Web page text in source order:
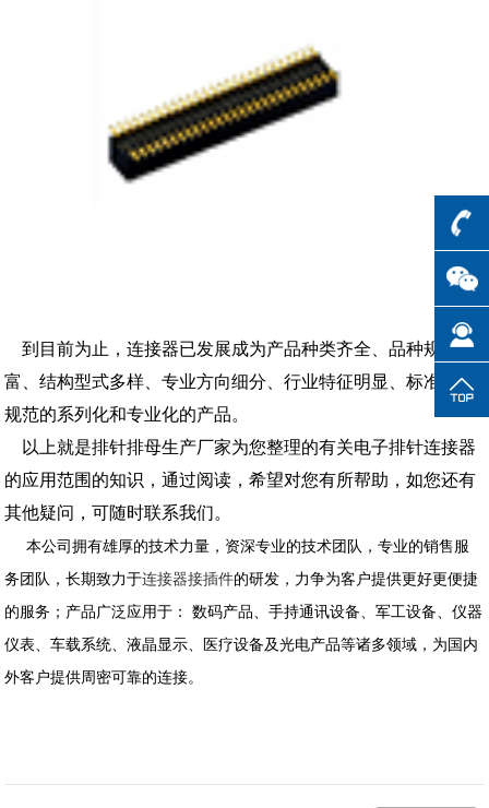
到目前为止，连接器已发展成为产品种类齐全、品种规格丰
富、结构型式多样、专业方向细分、行业特征明显、标准体系
规范的系列化和专业化的产品。
以上就是排针排母生产厂家为您整理的有关电子排针连接器
的应用范围的知识，通过阅读，希望对您有所帮助，如您还有
其他疑问，可随时联系我们。
本公司拥有雄厚的技术力量，资深专业的技术团队，专业的销售服
务团队，长期致力于连接器接插件的研发，力争为客户提供更好更便捷
的服务；产品广泛应用于： 数码产品、手持通讯设备、军工设备、仪器
仪表、车载系统、液晶显示、医疗设备及光电产品等诸多领域，为国内
外客户提供周密可靠的连接。